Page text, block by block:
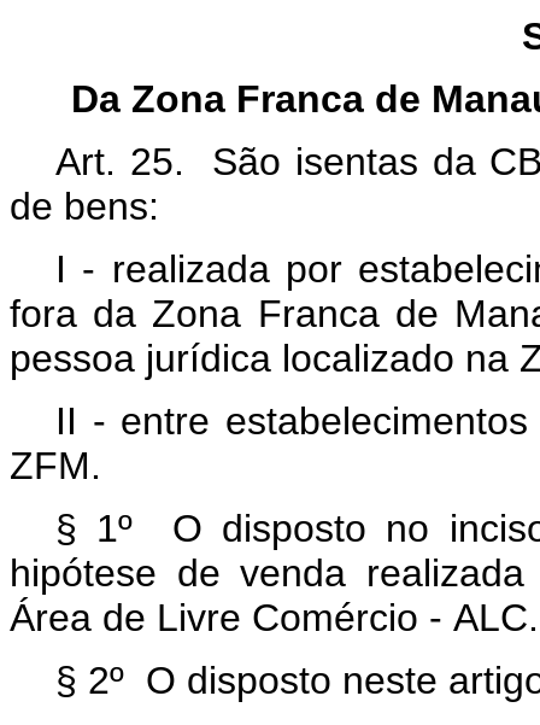
Da Zona Franca de
Art. 25. São isentas da
de bens:
I - realizada por
fora da Zona Franca de
pessoa jurídica localizado na
II - entre
ZFM.
§ 1º O disposto no
hipótese de venda
Área de Livre Comércio - ALC.
§ 2º O disposto neste